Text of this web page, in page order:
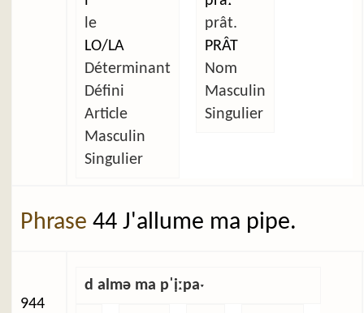
le
LO/LA
Déterminant
Défini
Article
Masculin
Singulier
prât.
PRÂT
Nom
Masculin
Singulier
Phrase 44 J'allume ma pipe.
944
d almə ma pˈịːpaˑ